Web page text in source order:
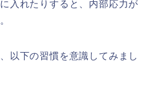
入れたりすると、内部応力が
以下の習慣を意識してみまし